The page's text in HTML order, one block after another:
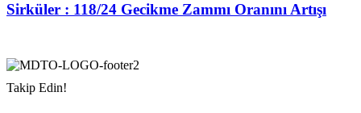
Sirküler : 118/24 Gecikme Zammı Oranını Artışı
Takip Edin!